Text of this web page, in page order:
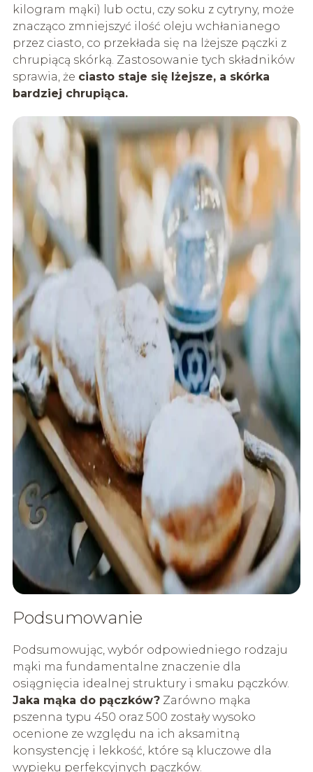
kilogram mąki) lub octu, czy soku z cytryny, może
znacząco zmniejszyć ilość oleju wchłanianego
przez ciasto, co przekłada się na lżejsze pączki z
chrupiącą skórką. Zastosowanie tych składników
sprawia, że ciasto staje się lżejsze, a skórka
bardziej chrupiąca.
Podsumowanie
Podsumowując, wybór odpowiedniego rodzaju
mąki ma fundamentalne znaczenie dla
osiągnięcia idealnej struktury i smaku pączków.
Jaka mąka do pączków?Zarówno mąka
pszenna typu 450 oraz 500 zostały wysoko
ocenione ze względu na ich aksamitną
konsystencję i lekkość, które są kluczowe dla
wypieku perfekcyjnych pączków.